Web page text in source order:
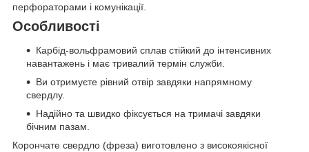
перфораторами і комунікації.
Особливості
Карбід-вольфрамовий сплав стійкий до інтенсивних
навантажень і має тривалий термін служби.
Ви отримуєте рівний отвір завдяки напрямному
свердлу.
Надійно та швидко фіксується на тримачі завдяки
бічним пазам.
Корончате свердло (фреза) виготовлено з високоякісної